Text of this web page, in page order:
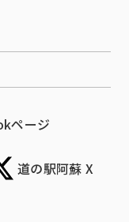
ページ
道の駅阿蘇 X